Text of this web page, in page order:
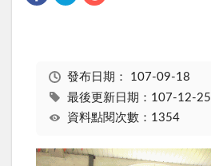
發布日期： 107-09-18
最後更新日期：107-12-25
資料點閱次數：1354